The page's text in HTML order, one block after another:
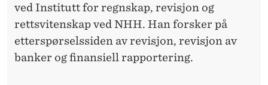
ved Institutt for regnskap, revisjon og
rettsvitenskap ved NHH. Han forsker på
etterspørselssiden av revisjon, revisjon av
banker og finansiell rapportering.